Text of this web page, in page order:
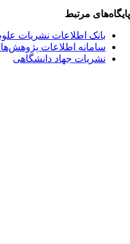
مرتبط
بانک اطلاعات نشریات
سامانه اطلاعات پژوهش‌های
نشریات جهاد دانشگاهی